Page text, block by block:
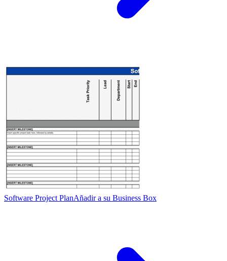
Software Project PlanAñadir a su Business Box